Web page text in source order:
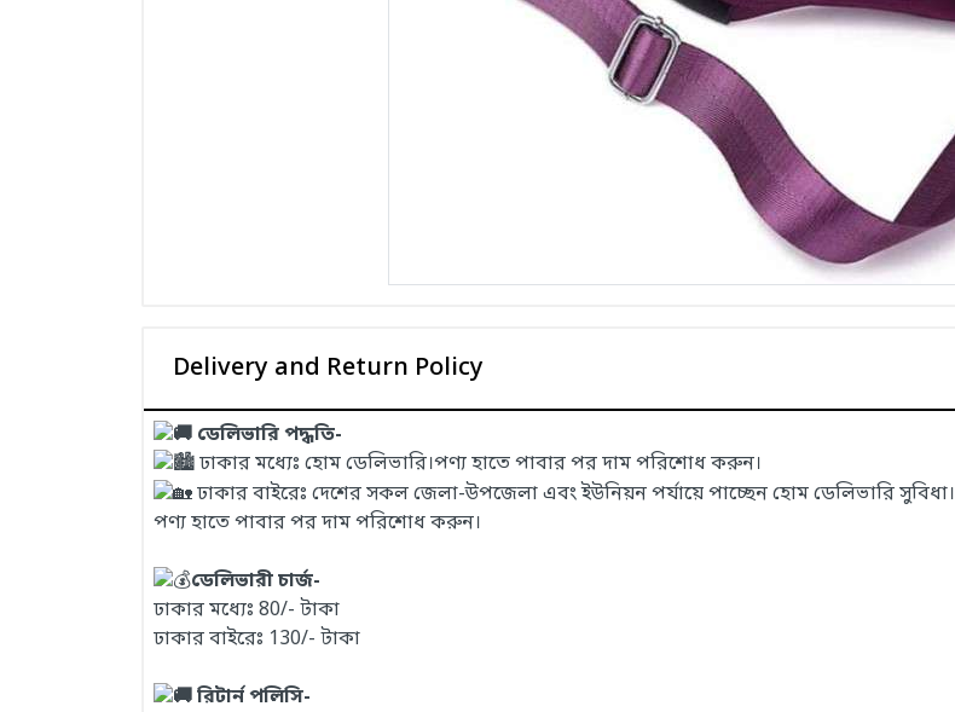
Delivery and Return Policy
ডেলিভারি পদ্ধতি-
ঢাকার মধ্যেঃ হোম ডেলিভারি।পণ্য হাতে পাবার পর দাম পরিশোধ করুন।
ঢাকার বাইরেঃ দেশের সকল জেলা-উপজেলা এবং ইউনিয়ন পর্যায়ে পাচ্ছেন হোম ডেলিভারি সুবিধা।
পণ্য হাতে পাবার পর দাম পরিশোধ করুন।
ডেলিভারী চার্জ-
ঢাকার মধ্যেঃ 80/- টাকা
ঢাকার বাইরেঃ 130/- টাকা
রিটার্ন পলিসি-